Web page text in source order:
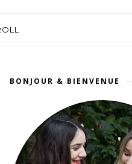
BONJOUR & BIENVENUE